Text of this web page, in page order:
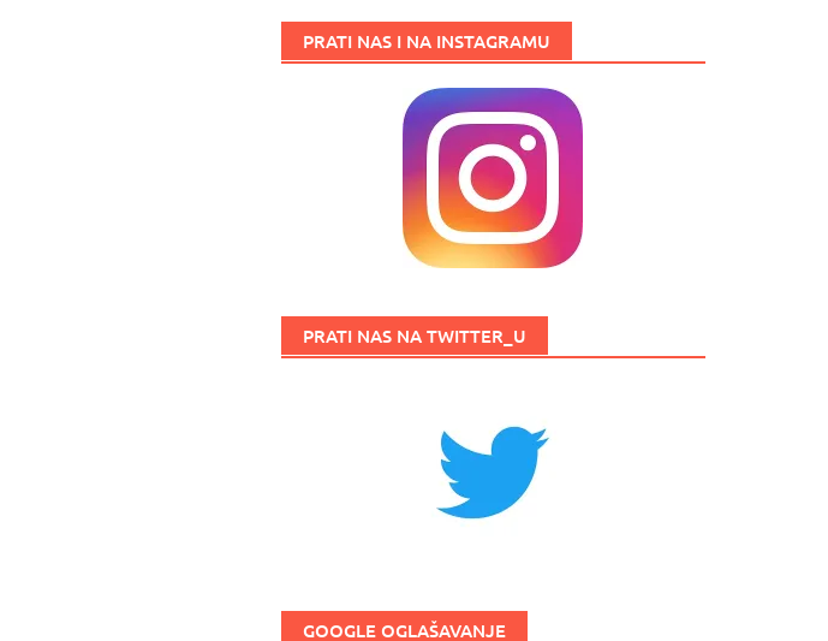
PRATI NAS I NA INSTAGRAMU
PRATI NAS NA TWITTER_U
GOOGLE OGLAŠAVANJE